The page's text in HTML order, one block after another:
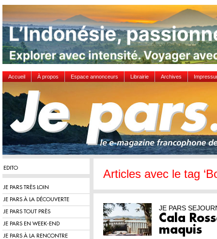
Accueil À propos Espace annonceurs Librairie Archives
EDITO
JE PARS TRÈS LOIN
JE PARS À LA DÉCOUVERTE
JE PARS TOUT PRÈS
JE PARS EN WEEK-END
JE PARS À LA RENCONTRE
Articles avec le tag
JE PARS
Cala
maquis